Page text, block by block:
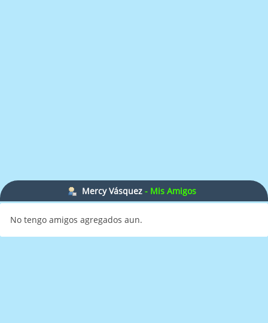
Mercy Vásquez- Mis Amigos
No tengo amigos agregados aun.